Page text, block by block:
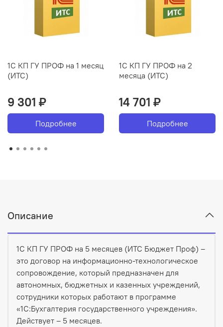
1С КП ГУ ПРОФ на 1 месяц
(ИТС)
9 301 ₽
Подробнее
1С КП ГУ ПРОФ на 2
месяца (ИТС)
14 701 ₽
Подробнее
Описание
1С КП ГУ ПРОФ на 5 месяцев (ИТС Бюджет Проф) –
это договор на информационно-технологическое
сопровождение, который предназначен для
автономных, бюджетных и казенных учреждений,
сотрудники которых работают в программе
«1С:Бухгалтерия государственного учреждения».
Действует – 5 месяцев.